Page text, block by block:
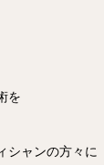
を
シャンの方々に